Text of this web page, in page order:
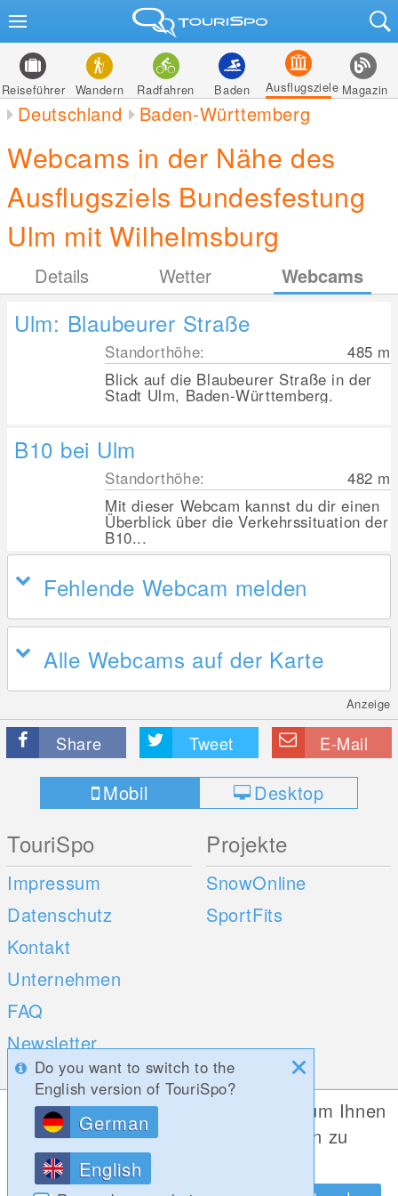
Reiseführer Wandern Radfahren Baden Ausflugsziele Magazin
Deutschland Baden-Württemberg
Webcams in der Nähe des
Ausflugsziels Bundesfestung
Ulm mit Wilhelmsburg
Details Wetter Webcams
Ulm: Blaubeurer Straße
Standorthöhe: 485 m
Blick auf die Blaubeurer Straße in der
Stadt Ulm, Baden-Württemberg.
B10 bei Ulm
Standorthöhe: 482 m
Mit dieser Webcam kannst du dir einen
Überblick über die Verkehrssituation der
B10...
Fehlende Webcam melden
Alle Webcams auf der Karte
Anzeige
Share Tweet E-Mail
Mobil Desktop
TouriSpo
Impressum
Datenschutz
Kontakt
Unternehmen
FAQ
Newsletter
Umfragen
Projekte
SnowOnline
SportFits
Mobile Apps Social Web
Do you want to switch to the
English version of TouriSpo?
German
English
Diese Website verwendet Cookies, um Ihnen
die bestmögliche Funktionalität bieten zu
können.